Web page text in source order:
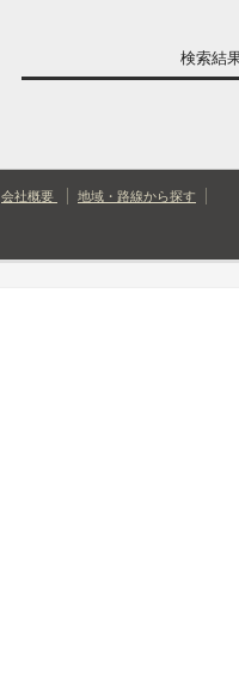
検索
会社概要 地域・路線から探す